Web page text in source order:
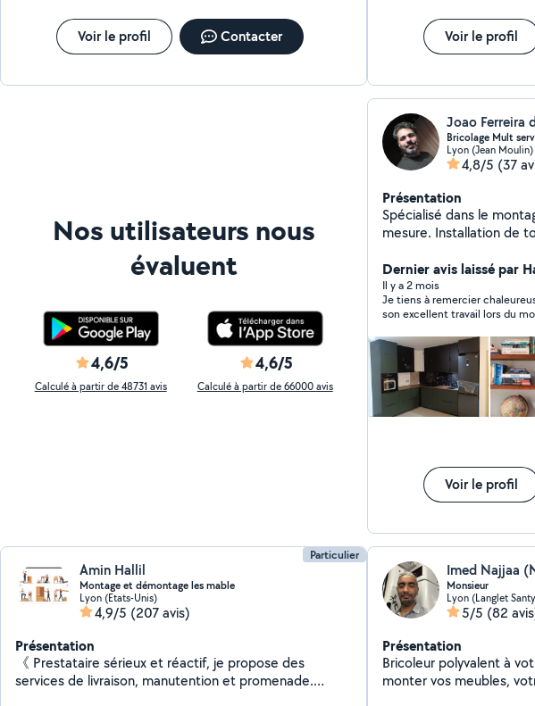
Voir le profil Contacter Voir le profil
Nos utilisateurs nous
évaluent
4,6/5
Calculé à partir de 48731 avis
4,6/5
Calculé à partir de 66000 avis
Joao Ferreira
Bricolage Mult
Lyon (Jean Moulin)
4,8/5 (37
Présentation
Spécialisé dans le
mesure. Installation de
escaliers, mezzanines et
rénovation intérieure,
de carrelage.Toiture,
réparation de fuites et
d'électricité et de
service de
déménagements et
déménagements.
Dernier avis laissé par
Il y a 2 mois
Je tiens à remercier
son excellent travail lors du
été parfaitement réalisé. Je lui
quelques travaux
beaucoup de gentillesse et
recommande à 100 % !
Voir le profil
Particulier
Amin Hallil
Montage et démontage les mable
Lyon (Etats-Unis)
4,9/5 (207 avis)
Présentation
《 Prestataire sérieux et réactif, je propose des
services de livraison, manutention et promenade.
Monsieur
Lyon (Langlet
5/5 (82
Présentation
Bricoleur polyvalent à
monter vos meubles,